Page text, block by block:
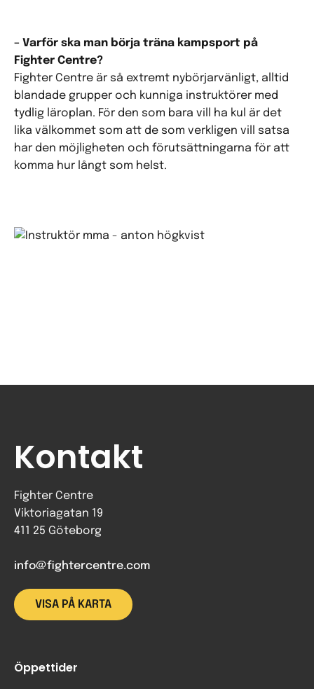
– Varför ska man börja träna kampsport på
Fighter Centre?
Fighter Centre är så extremt nybörjarvänligt, alltid
blandade grupper och kunniga instruktörer med
tydlig läroplan. För den som bara vill ha kul är det
lika välkommet som att de som verkligen vill satsa
har den möjligheten och förutsättningarna för att
komma hur långt som helst.
Kontakt
Fighter Centre
Viktoriagatan 19
411 25 Göteborg
info@fightercentre.com
VISA PÅ KARTA
Öppettider